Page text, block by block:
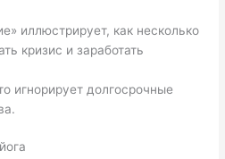
иллюстрирует, как несколько
кризис и заработать
игнорирует долгосрочные